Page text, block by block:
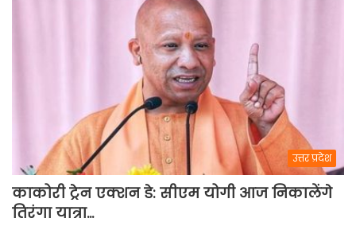
उत्तर प्रदेश
काकोरी ट्रेन एक्शन डे: सीएम योगी आज निकालेंगे
तिरंगा यात्रा…